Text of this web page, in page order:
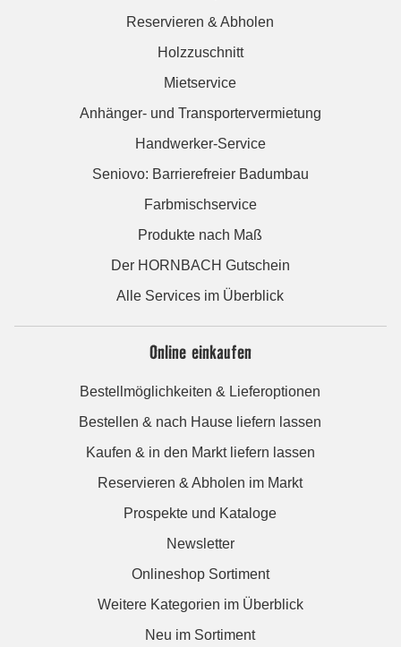
Reservieren & Abholen
Holzzuschnitt
Mietservice
Anhänger- und Transportervermietung
Handwerker-Service
Seniovo: Barrierefreier Badumbau
Farbmischservice
Produkte nach Maß
Der HORNBACH Gutschein
Alle Services im Überblick
Online einkaufen
Bestellmöglichkeiten & Lieferoptionen
Bestellen & nach Hause liefern lassen
Kaufen & in den Markt liefern lassen
Reservieren & Abholen im Markt
Prospekte und Kataloge
Newsletter
Onlineshop Sortiment
Weitere Kategorien im Überblick
Neu im Sortiment